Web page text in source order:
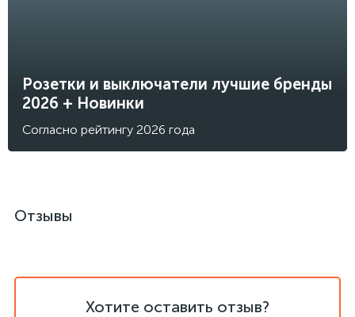
Розетки и выключатели лучшие бренды
2026 + Новинки
Согласно рейтингу 2026 года
Отзывы
Хотите оставить отзыв?